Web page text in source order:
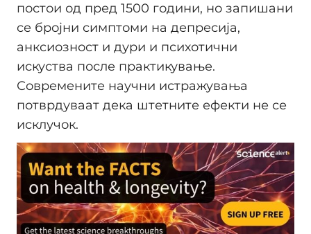
постои од пред 1500 години, но запишани
се бројни симптоми на депресија,
анксиозност и дури и психотични
искуства после практикување.
Современите научни истражувања
потврдуваат дека штетните ефекти не се
исклучок.